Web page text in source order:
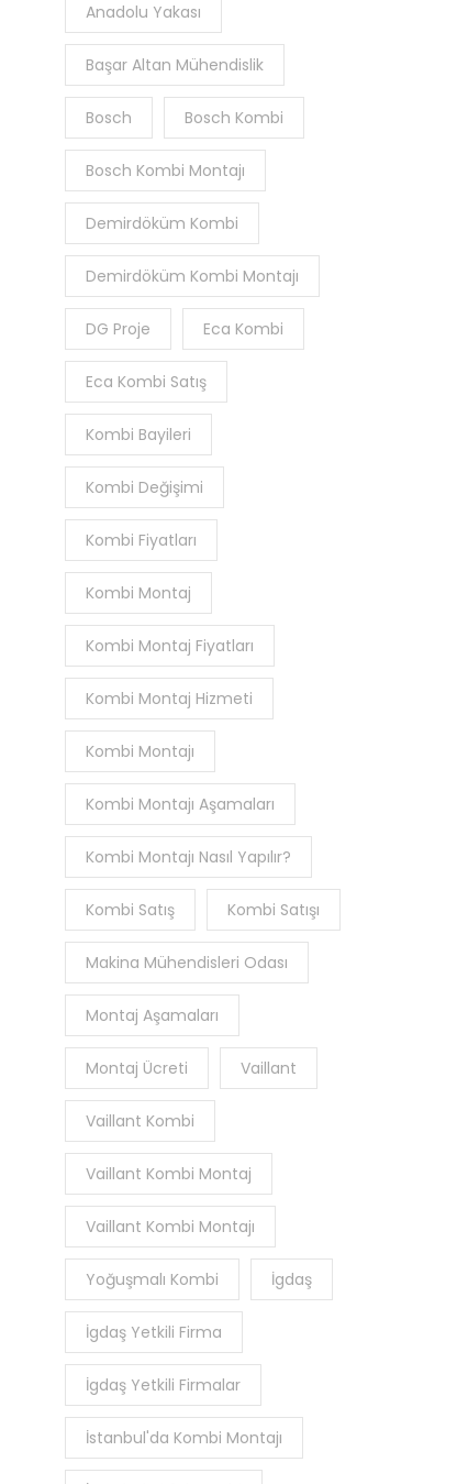
Anadolu Yakası
Başar Altan Mühendislik
Bosch Bosch Kombi
Bosch Kombi Montajı
Demirdöküm Kombi
Demirdöküm Kombi Montajı
DG Proje Eca Kombi
Eca Kombi Satış
Kombi Bayileri
Kombi Değişimi
Kombi Fiyatları
Kombi Montaj
Kombi Montaj Fiyatları
Kombi Montaj Hizmeti
Kombi Montajı
Kombi Montajı Aşamaları
Kombi Montajı Nasıl Yapılır?
Kombi Satış Kombi Satışı
Makina Mühendisleri Odası
Montaj Aşamaları
Montaj Ücreti Vaillant
Vaillant Kombi
Vaillant Kombi Montaj
Vaillant Kombi Montajı
Yoğuşmalı Kombi İgdaş
İgdaş Yetkili Firma
İgdaş Yetkili Firmalar
İstanbul'da Kombi Montajı